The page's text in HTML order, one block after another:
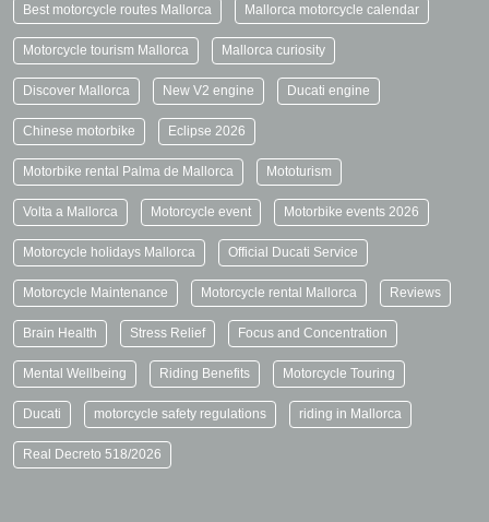
Best motorcycle routes Mallorca Mallorca motorcycle calendar
Motorcycle tourism Mallorca Mallorca curiosity
Discover Mallorca New V2 engine Ducati engine
Chinese motorbike Eclipse 2026
Motorbike rental Palma de Mallorca Mototurism
Volta a Mallorca Motorcycle event Motorbike events 2026
Motorcycle holidays Mallorca Official Ducati Service
Motorcycle Maintenance Motorcycle rental Mallorca Reviews
Brain Health Stress Relief Focus and Concentration
Mental Wellbeing Riding Benefits Motorcycle Touring
Ducati motorcycle safety regulations riding in Mallorca
Real Decreto 518/2026